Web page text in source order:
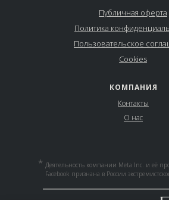
КОМПАНИЯ
Контакты
О нас
Публичная оферта
Политика
Пользовательское
Cookies
Деятельность компании Meta Inc. и её
Facebook признана в России
*